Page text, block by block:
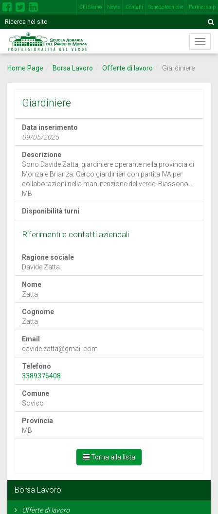
Chi Siamo News Contatti Schede tecniche Partnership
Motore
di
ricerca
Inserisci
una
più
nel
Menù
di
Home Page Borsa Lavoro Offerte di lavoro Giardiniere
Giardiniere
Data inserimento
09/05/2025
Descrizione
Sono Davide Zatta, giardiniere operante nella provincia di
Monza e Brianza. Cerco giardinieri con partita IVA per
collaborazioni nella manutenzione del verde. Biassono -
MB
Disponibilità turni
Riferimenti e contatti aziendali
Ragione sociale
Davide Zatta
Nome
Zatta
Cognome
Zatta
Email
davide.zatta@gmail.com
Telefono
3389376408
Comune
Sovico
Provincia
MB
Torna alla lista
Borsa Lavoro
Offerte di lavoro